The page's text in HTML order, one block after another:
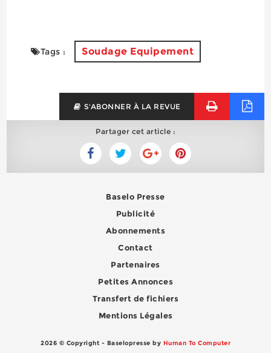
Tags : Soudage Equipement
S'ABONNER À LA REVUE
Partager cet article :
Baselo Presse
Publicité
Abonnements
Contact
Partenaires
Petites Annonces
Transfert de fichiers
Mentions Légales
2026 © Copyright - Baselopresse by Human To Computer